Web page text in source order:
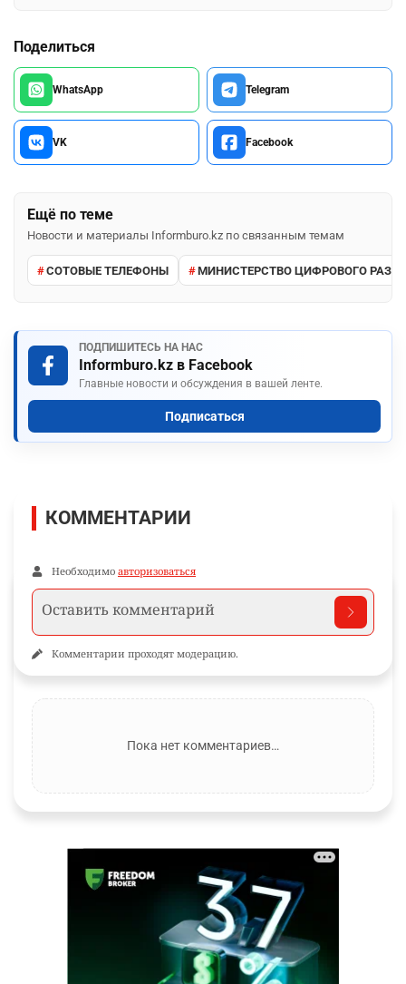
Поделиться
WhatsApp Telegram
VK Facebook
Ещё по теме
Новости и материалы Informburo.kz по связанным темам
СОТОВЫЕ ТЕЛЕФОНЫ МИНИСТЕРСТВО ЦИФРОВОГО
ПОДПИШИТЕСЬ НА НАС
Informburo.kz в Facebook
Главные новости и обсуждения в вашей ленте.
Подписаться
КОММЕНТАРИИ
Необходимо авторизоваться
Комментарии проходят модерацию.
Пока нет комментариев…